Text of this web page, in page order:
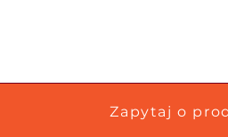
Zapytaj o